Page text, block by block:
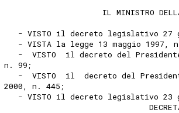
IL MINISTRO
- VISTO il decreto legislativo 27
- VISTA la legge 13 maggio 1997,
-  VISTO  il decreto del
n. 99;
-  VISTO  il  decreto del
2000, n. 445;
- VISTO il decreto legislativo 23